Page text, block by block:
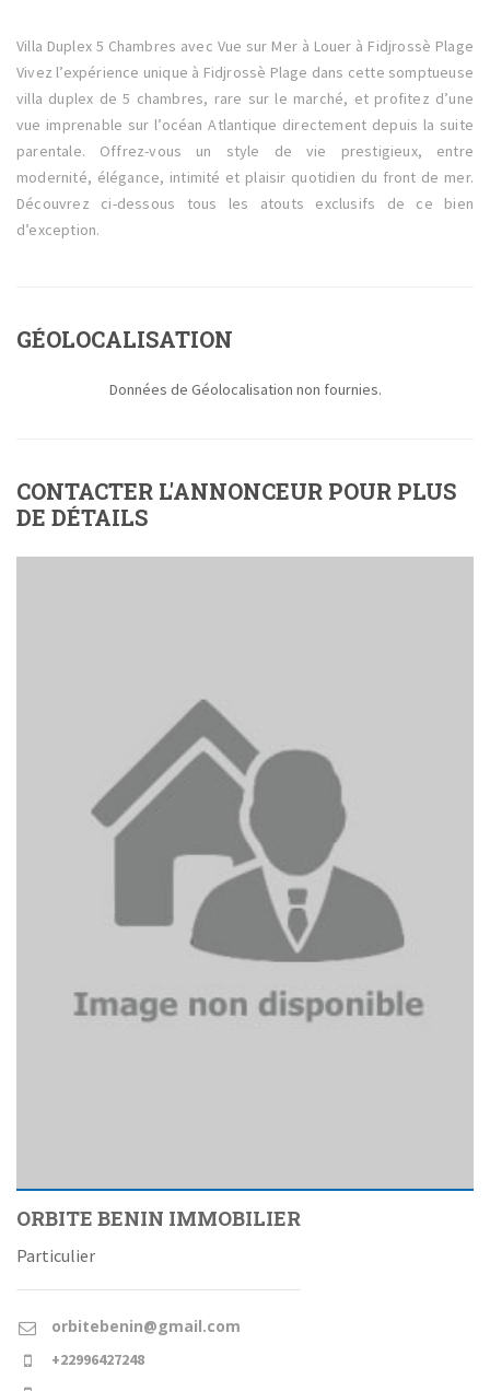
Villa Duplex 5 Chambres avec Vue sur Mer à Louer à Fidjrossè Plage
Vivez l’expérience unique à Fidjrossè Plage dans cette somptueuse
villa duplex de 5 chambres, rare sur le marché, et profitez d’une
vue imprenable sur l’océan Atlantique directement depuis la suite
parentale. Offrez-vous un style de vie prestigieux, entre
modernité, élégance, intimité et plaisir quotidien du front de mer.
Découvrez ci-dessous tous les atouts exclusifs de ce bien
d’exception.
GÉOLOCALISATION
Données de Géolocalisation non fournies.
CONTACTER L'ANNONCEUR POUR PLUS
DE DÉTAILS
ORBITE BENIN IMMOBILIER
Particulier
orbitebenin@gmail.com
+22996427248